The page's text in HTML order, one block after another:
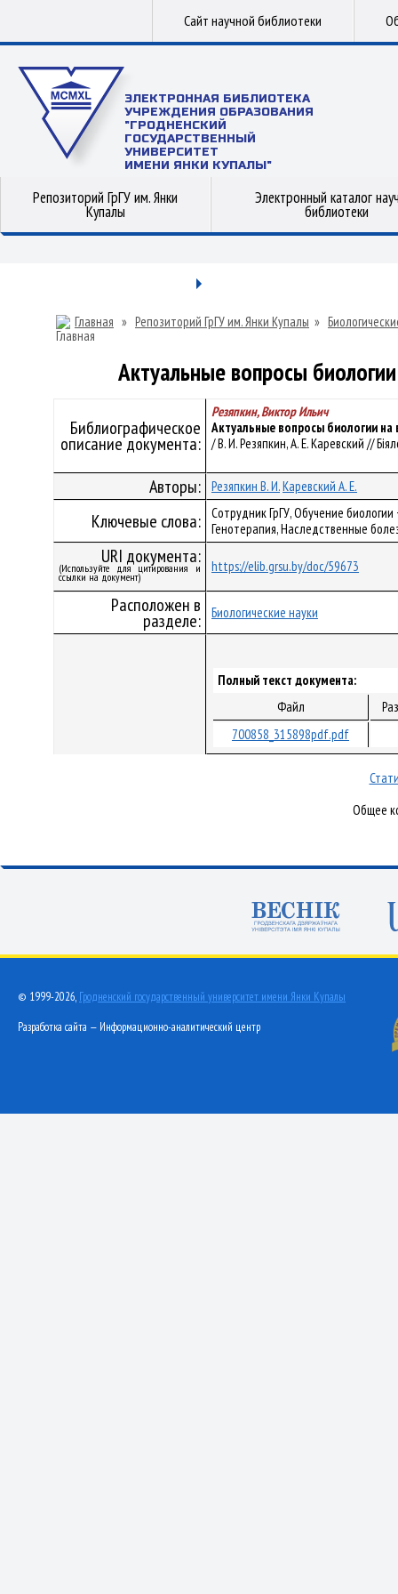
Сайт научной библиотеки
ЭЛЕКТРОННАЯ БИБЛИОТЕКА
УЧРЕЖДЕНИЯ ОБРАЗОВАНИЯ
"ГРОДНЕНСКИЙ
ГОСУДАРСТВЕННЫЙ
УНИВЕРСИТЕТ
ИМЕНИ ЯНКИ КУПАЛЫ"
Репозиторий ГрГУ им. Янки
Купалы
Электронный каталог
библиотеки
Главная » Репозиторий ГрГУ им. Янки Купалы »
Актуальные вопросы
Библиографическое
описание документа:
Резяпкин, Виктор Ильич
Актуальные вопросы биологии на
/ В. И. Резяпкин, А. Е. Каревский //
Авторы: Резяпкин В. И.Каревский А. Е.
Ключевые слова:
Сотрудник ГрГУ, Обучение
Генотерапия, Наследственные
URI документа:
(Используйте для цитирования и
ссылки на документ)
https://elib.grsu.by/doc/59673
Расположен в
разделе: Биологические науки
Полный текст документа:
Файл
700858_315898pdf.pdf
Общее
© 1999-2026, Гродненский государственный университет имени Янки Купалы
Разработка сайта — Информационно-аналитический центр